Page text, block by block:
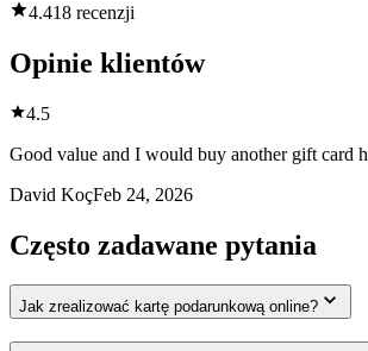
4.418 recenzji
Opinie klientów
4.5
Good value and I would buy another gift card
David KoçFeb 24, 2026
Często zadawane pytania
Jak zrealizować kartę podarunkową online?